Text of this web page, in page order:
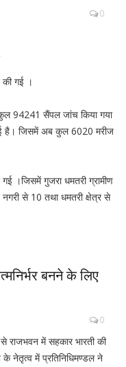
0
की गई ।
94241 सैंपल जांच किया गया
है। जिसमें अब कुल 6020 मरीज
।जिसमें गुजरा धमतरी ग्रामीण
से 10 तथा धमतरी क्षेत्र से
बनने के लिए
0
राजभवन में सहकार भारती की
के नेतृत्व में प्रतिनिधिमण्डल ने